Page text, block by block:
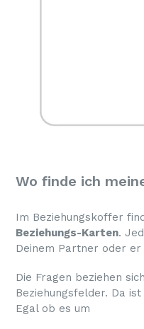
Wo finde ich
Im Beziehungskoffer
Beziehungs-Karten.
Deinem Partner oder
Die Fragen beziehen
Beziehungsfelder. Da
Egal ob es um